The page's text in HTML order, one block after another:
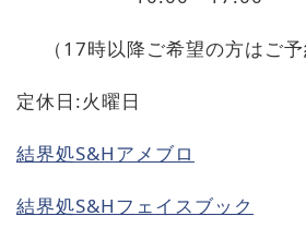
（17時以降ご希望の方はご予
定休日 :火曜日
結界処S&Hアメブロ
結界処S&Hフェイスブック